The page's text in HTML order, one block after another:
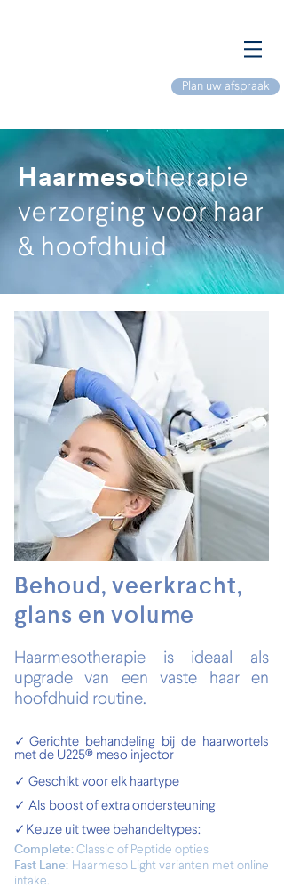
Plan uw afspraak
Haarmesotherapie
verzorging voor haar
& hoofdhuid
Behoud, veerkracht,
glans en volume
Haarmesotherapie is ideaal als
upgrade van een vaste haar en
hoofdhuid routine.
✓Gerichte behandeling bij de haarwortels
met de U225® meso injector
✓ Geschikt voor elk haartype
✓ Als boost of extra ondersteuning
✓Keuze uit twee behandeltypes:
Complete: Classic of Peptide opties
Fast Lane: Haarmeso Light varianten met online
intake.